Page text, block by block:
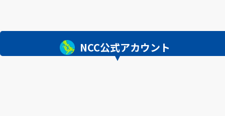
NCC公式アカウント